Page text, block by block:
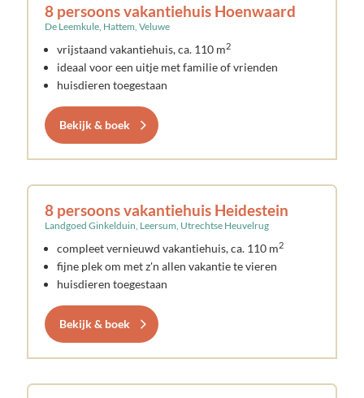
8 persoons vakantiehuis Hoenwaard
De Leemkule, Hattem, Veluwe
vrijstaand vakantiehuis, ca. 110 m2
ideaal voor een uitje met familie of vrienden
huisdieren toegestaan
Bekijk & boek
8 persoons vakantiehuis Heidestein
Landgoed Ginkelduin, Leersum, Utrechtse Heuvelrug
compleet vernieuwd vakantiehuis, ca. 110 m2
fijne plek om met z'n allen vakantie te vieren
huisdieren toegestaan
Bekijk & boek